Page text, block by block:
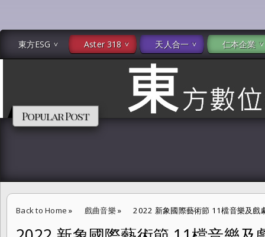
東方ESG Aster 318 天人合一 仁本企業
Popular Post
Back to Home » 戲曲音樂 » 2022 新象國際藝術節 11檔音樂及戲